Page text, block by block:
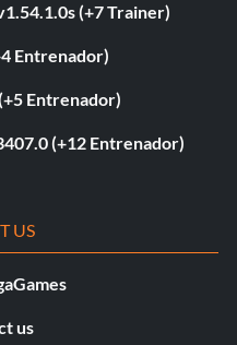
(+7 Trainer)
Entrenador)
Entrenador)
(+12 Entrenador)
US
us